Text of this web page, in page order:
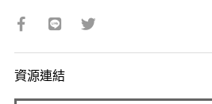
資源連結